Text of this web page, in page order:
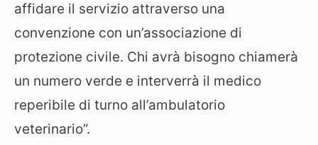
affidare il servizio attraverso una
convenzione con un’associazione di
protezione civile. Chi avrà bisogno chiamerà
un numero verde e interverrà il medico
reperibile di turno all’ambulatorio
veterinario”.